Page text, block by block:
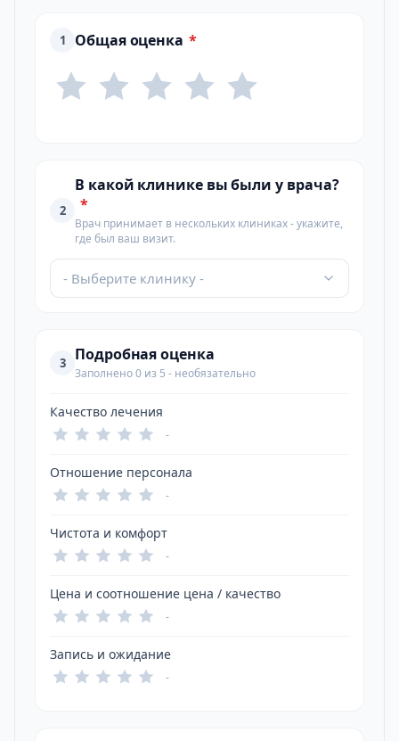
1 Общая оценка *
2
В какой клинике вы были у врача?
*
Врач принимает в нескольких клиниках - укажите,
где был ваш визит.
- Выберите клинику -
3 Подробная оценка
Заполнено 0 из 5 - необязательно
Качество лечения
-
Отношение персонала
-
Чистота и комфорт
-
Цена и соотношение цена / качество
-
Запись и ожидание
-